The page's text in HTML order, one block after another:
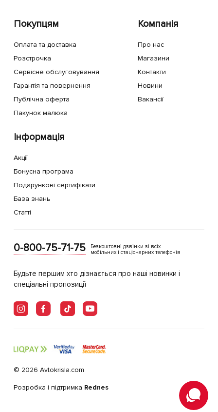
Покупцям
Оплата та доставка
Розстрочка
Сервісне обслуговування
Гарантія та повернення
Публічна оферта
Пакунок малюка
Компанія
Про нас
Магазини
Контакти
Новини
Вакансії
Інформація
Акції
Бонусна програма
Подарункові сертифікати
База знань
Статті
0-800-75-71-75
Безкоштовні дзвінки зі всіх
мобільних і стаціонарних телефонів
Будьте першим хто дізнається про наші новинки і
спеціальні пропозиції
© 2026 Avtokrisla.com
Розробка і підтримка Rednes